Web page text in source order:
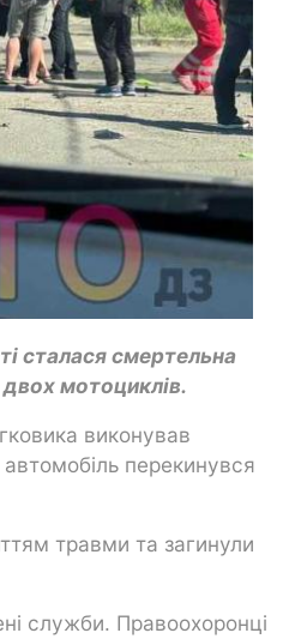
сталася смертельна
мотоциклів.
виконував
перекинувся
травми та загинули
служби. Правоохоронці